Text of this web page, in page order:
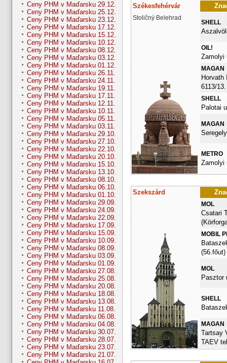
Ceny PHM v Maďarsku 29.12.
Ceny PHM v Maďarsku 25.12.
Ceny PHM v Maďarsku 23.12.
Ceny PHM v Maďarsku 17.12.
Ceny PHM v Maďarsku 15.12.
Ceny PHM v Maďarsku 10.12.
Ceny PHM v Maďarsku 08.12.
Ceny PHM v Maďarsku 03.12.
Ceny PHM v Maďarsku 01.12.
Ceny PHM v Maďarsku 26.11.
Ceny PHM v Maďarsku 24.11.
Ceny PHM v Maďarsku 19.11.
Ceny PHM v Maďarsku 17.11.
Ceny PHM v Maďarsku 12.11.
Ceny PHM v Maďarsku 10.11.
Ceny PHM v Maďarsku 05.11.
Ceny PHM v Maďarsku 03.11.
Ceny PHM v Maďarsku 29.10.
Ceny PHM v Maďarsku 27.10.
Ceny PHM v Maďarsku 22.10.
Ceny PHM v Maďarsku 20.10.
Ceny PHM v Maďarsku 15.10.
Ceny PHM v Maďarsku 13.10.
Ceny PHM v Maďarsku 08.10.
Ceny PHM v Maďarsku 06.10.
Ceny PHM v Maďarsku 01.10.
Ceny PHM v Maďarsku 29.09.
Ceny PHM v Maďarsku 24.09.
Ceny PHM v Maďarsku 22.09.
Ceny PHM v Maďarsku 17.09.
Ceny PHM v Maďarsku 15.09.
Ceny PHM v Maďarsku 10.09.
Ceny PHM v Maďarsku 08.09.
Ceny PHM v Maďarsku 03.09.
Ceny PHM v Maďarsku 01.09.
Ceny PHM v Maďarsku 27.08.
Ceny PHM v Maďarsku 25.08.
Ceny PHM v Maďarsku 20.08.
Ceny PHM v Maďarsku 18.08.
Ceny PHM v Maďarsku 13.08.
Ceny PHM v Maďarsku 11.08.
Ceny PHM v Maďarsku 06.08.
Ceny PHM v Maďarsku 04.08.
Ceny PHM v Maďarsku 30.07.
Ceny PHM v Maďarsku 28.07.
Ceny PHM v Maďarsku 23.07.
Ceny PHM v Maďarsku 21.07.
Székesfehérvár
Stoličný Belehrad
SHELL
OIL!
Zamolyi
MAGAN
Horvath
6113/13.
SHELL
Palotai
MAGAN
METRO
Zamolyi
Szekszárd
MOL
Csatari
MOBIL
(56.főut)
MOL
Pasztor
SHELL
MAGAN
Tartsay
TAEV